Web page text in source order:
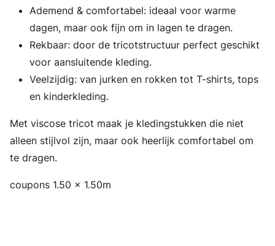
Ademend & comfortabel: ideaal voor warme
dagen, maar ook fijn om in lagen te dragen.
Rekbaar: door de tricotstructuur perfect geschikt
voor aansluitende kleding.
Veelzijdig: van jurken en rokken tot T-shirts, tops
en kinderkleding.
Met viscose tricot maak je kledingstukken die niet
alleen stijlvol zijn, maar ook heerlijk comfortabel om
te dragen.
coupons 1.50 x 1.50m